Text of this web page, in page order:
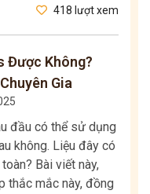
418 lượt xem
Được Không?
Gia
đầu có thể sử dụng
không. Liệu đây có
Bài viết này,
thắc mắc này, đồng